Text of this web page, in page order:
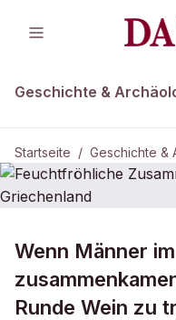
Geschichte &
Startseite / Geschichte &
antiken
Wenn Männer
Runde Wein zu